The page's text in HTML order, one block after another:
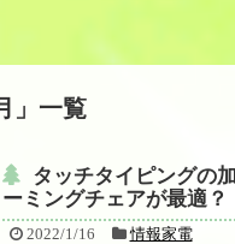
」 一覧
タッチタイピングの
ーミングチェアが最適？
2022/1/16
情報家電